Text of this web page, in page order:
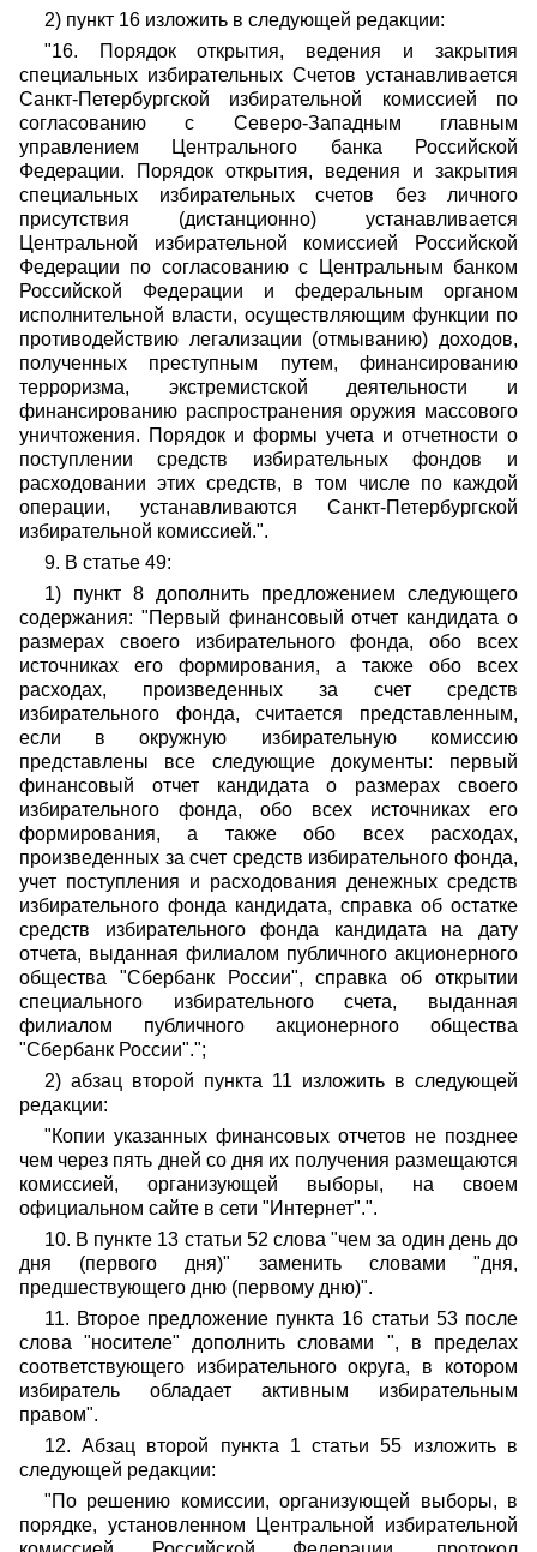
2) пункт 16 изложить в следующей редакции:
"16. Порядок открытия, ведения и закрытия
специальных избирательных Счетов устанавливается
Санкт-Петербургской избирательной комиссией по
согласованию с Северо-Западным главным
управлением Центрального банка Российской
Федерации. Порядок открытия, ведения и закрытия
специальных избирательных счетов без личного
присутствия (дистанционно) устанавливается
Центральной избирательной комиссией Российской
Федерации по согласованию с Центральным банком
Российской Федерации и федеральным органом
исполнительной власти, осуществляющим функции по
противодействию легализации (отмыванию) доходов,
полученных преступным путем, финансированию
терроризма, экстремистской деятельности и
финансированию распространения оружия массового
уничтожения. Порядок и формы учета и отчетности о
поступлении средств избирательных фондов и
расходовании этих средств, в том числе по каждой
операции, устанавливаются Санкт-Петербургской
избирательной комиссией.".
9. В статье 49:
1) пункт 8 дополнить предложением следующего
содержания: "Первый финансовый отчет кандидата о
размерах своего избирательного фонда, обо всех
источниках его формирования, а также обо всех
расходах, произведенных за счет средств
избирательного фонда, считается представленным,
если в окружную избирательную комиссию
представлены все следующие документы: первый
финансовый отчет кандидата о размерах своего
избирательного фонда, обо всех источниках его
формирования, а также обо всех расходах,
произведенных за счет средств избирательного фонда,
учет поступления и расходования денежных средств
избирательного фонда кандидата, справка об остатке
средств избирательного фонда кандидата на дату
отчета, выданная филиалом публичного акционерного
общества "Сбербанк России", справка об открытии
специального избирательного счета, выданная
филиалом публичного акционерного общества
"Сбербанк России".";
2) абзац второй пункта 11 изложить в следующей
редакции:
"Копии указанных финансовых отчетов не позднее
чем через пять дней со дня их получения размещаются
комиссией, организующей выборы, на своем
официальном сайте в сети "Интернет".".
10. В пункте 13 статьи 52 слова "чем за один день до
дня (первого дня)" заменить словами "дня,
предшествующего дню (первому дню)".
11. Второе предложение пункта 16 статьи 53 после
слова "носителе" дополнить словами ", в пределах
соответствующего избирательного округа, в котором
избиратель обладает активным избирательным
правом".
12. Абзац второй пункта 1 статьи 55 изложить в
следующей редакции:
"По решению комиссии, организующей выборы, в
порядке, установленном Центральной избирательной